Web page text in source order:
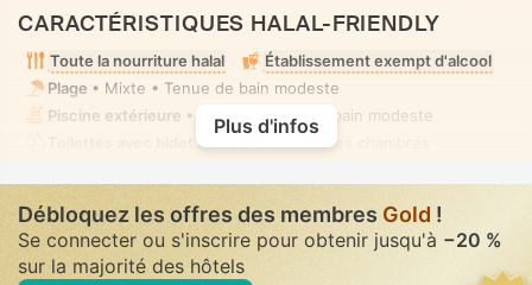
CARACTÉRISTIQUES HALAL-FRIENDLY
Toute la nourriture halal
Établissement exempt d'alcool
Plage • Mixte • Tenue de bain modeste
Piscine extérieure • Mixte • Tenue de bain modeste
Toilettes avec bidet à buse
• Dans toutes chambres
Plus d'infos
Débloquez les offres des membres Gold !
Se connecter ou s'inscrire pour obtenir jusqu'à −20 %
sur la majorité des hôtels